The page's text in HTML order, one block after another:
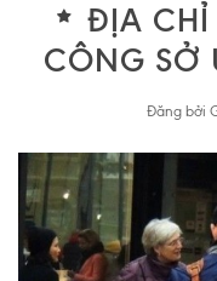
ĐỊA CHỈ
CÔNG SỞ
Đăng bởi